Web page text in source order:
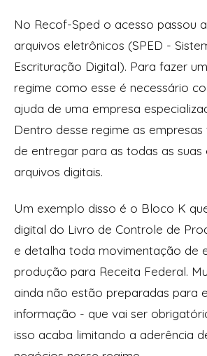
No Recof-Sped o acesso passou
arquivos eletrônicos (SPED -
Escrituração Digital). Para fazer
regime como esse é necessário
ajuda de uma empresa
Dentro desse regime as
de entregar para as todas as
arquivos digitais.
Um exemplo disso é o Bloco K
digital do Livro de Controle de
e detalha toda movimentação de
produção para Receita Federal.
ainda não estão preparadas para
informação - que vai ser
isso acaba limitando a aderência